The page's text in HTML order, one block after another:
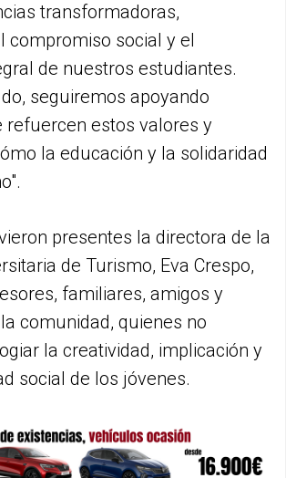
transformadoras,
compromiso social y el
de nuestros estudiantes.
seguiremos apoyando
refuercen estos valores y
la educación y la solidaridad
presentes la directora de la
de Turismo, Eva Crespo,
familiares, amigos y
comunidad, quienes no
la creatividad, implicación y
social de los jóvenes.